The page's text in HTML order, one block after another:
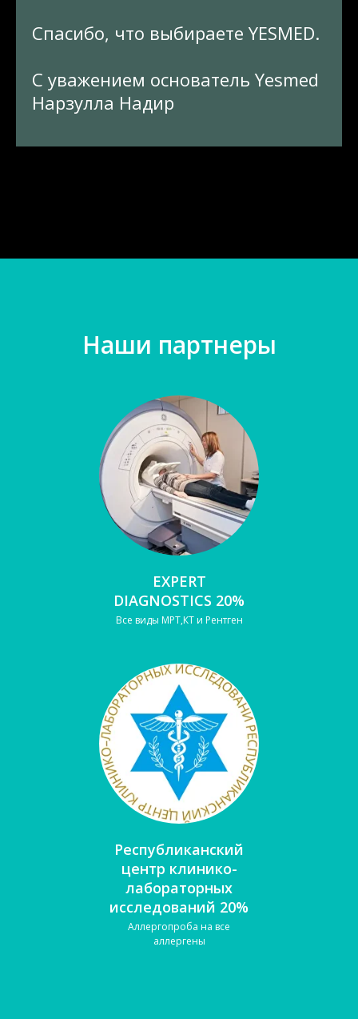
Спасибо, что выбираете YESMED.
С уважением основатель Yesmed
Нарзулла Надир
Наши партнеры
EXPERT
DIAGNOSTICS 20%
Все виды МРТ,КТ и Рентген
Республиканский
центр клинико-
лабораторных
исследований 20%
Аллергопроба на все
аллергены